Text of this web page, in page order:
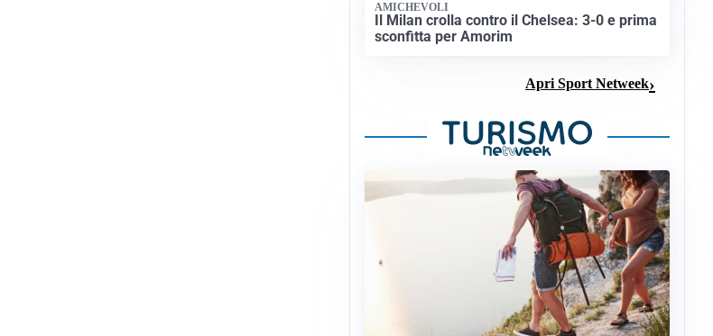
AMICHEVOLI
Il Milan crolla contro il Chelsea: 3-0 e prima
sconfitta per Amorim
Apri Sport Netweek